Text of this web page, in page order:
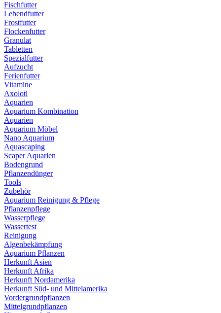
Fischfutter
Lebendfutter
Frostfutter
Flockenfutter
Granulat
Tabletten
Spezialfutter
Aufzucht
Ferienfutter
Vitamine
Axolotl
Aquarien
Aquarium Kombination
Aquarien
Aquarium Möbel
Nano Aquarium
Aquascaping
Scaper Aquarien
Bodengrund
Pflanzendünger
Tools
Zubehör
Aquarium Reinigung & Pflege
Pflanzenpflege
Wasserpflege
Wassertest
Reinigung
Algenbekämpfung
Aquarium Pflanzen
Herkunft Asien
Herkunft Afrika
Herkunft Nordamerika
Herkunft Süd- und Mittelamerika
Vordergrundpflanzen
Mittelgrundpflanzen